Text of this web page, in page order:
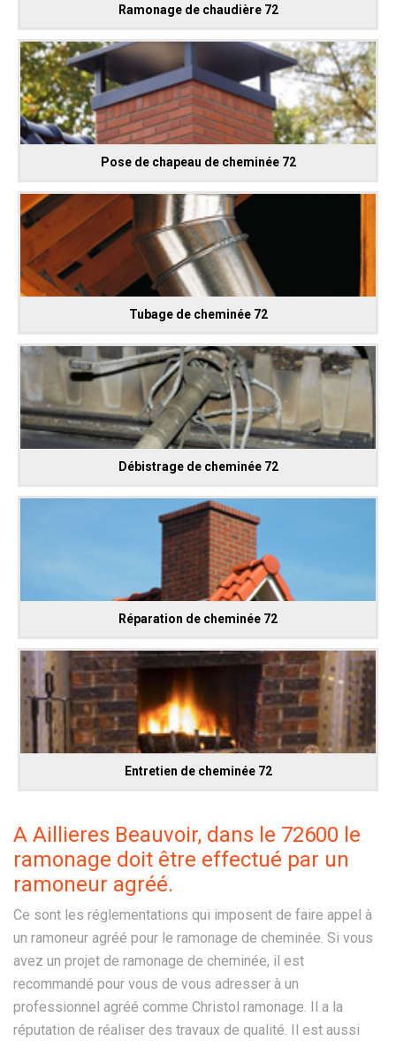
Ramonage de chaudière 72
Pose de chapeau de cheminée 72
Tubage de cheminée 72
Débistrage de cheminée 72
Réparation de cheminée 72
Entretien de cheminée 72
A Aillieres Beauvoir, dans le 72600 le
ramonage doit être effectué par un
ramoneur agréé.
Ce sont les réglementations qui imposent de faire appel à
un ramoneur agréé pour le ramonage de cheminée. Si vous
avez un projet de ramonage de cheminée, il est
recommandé pour vous de vous adresser à un
professionnel agréé comme Christol ramonage. Il a la
réputation de réaliser des travaux de qualité. Il est aussi